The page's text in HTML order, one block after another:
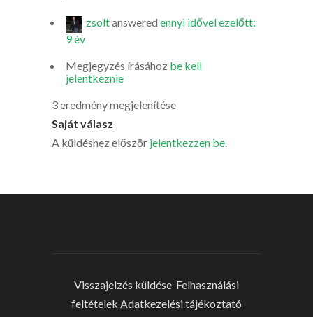
zsoltanswered ennyi idővel ezelőtt:
9 év
Megjegyzés írásához be kell
jelentkeznie
3 eredmény megjelenítése
Saját válasz
A küldéshez először jelentkezzen be.
Visszajelzés küldése Felhasználási
feltételek Adatkezelési tájékoztató